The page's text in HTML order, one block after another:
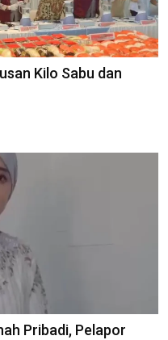
Kilo Sabu dan
Pribadi, Pelapor